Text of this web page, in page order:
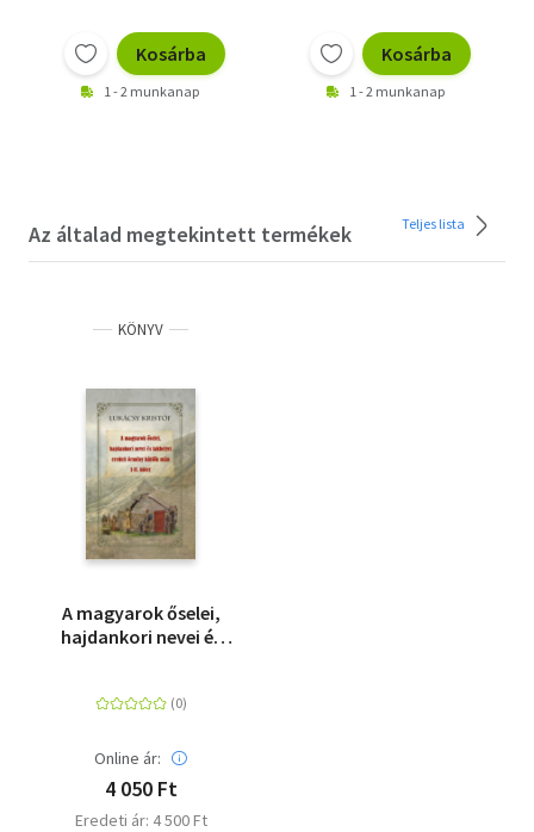
Kosárba
1 - 2 munkanap
Kosárba
1 - 2 munkanap
Az általad megtekintett termékek Teljes lista
KÖNYV
A magyarok őselei,
hajdankori nevei és
II kötet
Online ár:
4 050 Ft
Eredeti ár: 4 500 Ft